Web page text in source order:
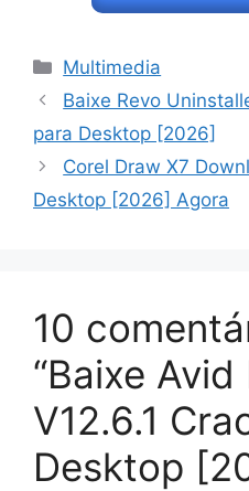
Categorias
Multimedia
Baixe Revo
para Desktop [2026]
Corel Draw X7
Desktop [2026] Agora
10
“Baixe
V12.6.1
Desktop